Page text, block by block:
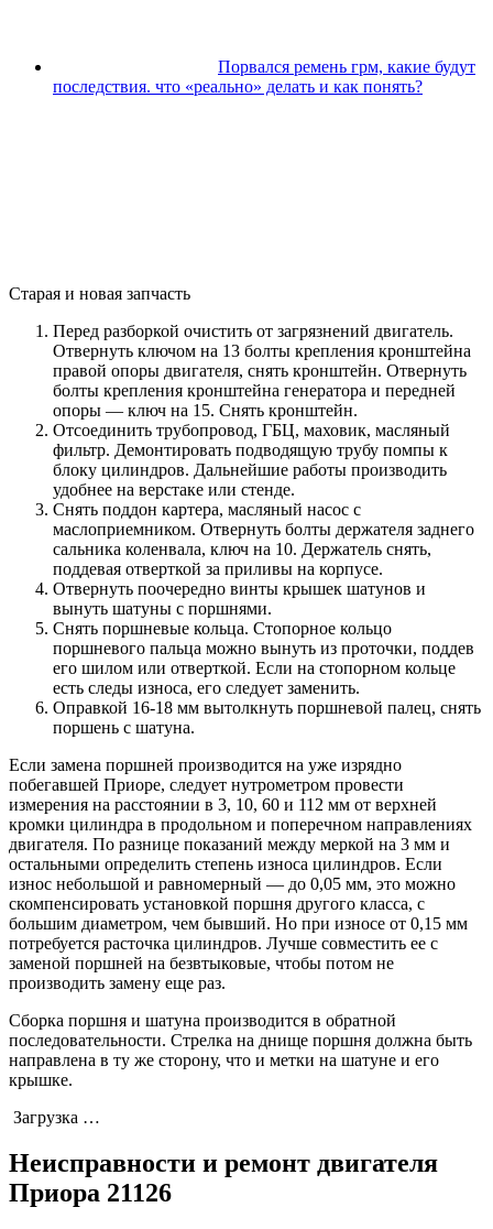
Порвался ремень грм, какие будут
последствия. что «реально» делать и как понять?
Старая и новая запчасть
Перед разборкой очистить от загрязнений двигатель.
Отвернуть ключом на 13 болты крепления кронштейна
правой опоры двигателя, снять кронштейн. Отвернуть
болты крепления кронштейна генератора и передней
опоры — ключ на 15. Снять кронштейн.
Отсоединить трубопровод, ГБЦ, маховик, масляный
фильтр. Демонтировать подводящую трубу помпы к
блоку цилиндров. Дальнейшие работы производить
удобнее на верстаке или стенде.
Снять поддон картера, масляный насос с
маслоприемником. Отвернуть болты держателя заднего
сальника коленвала, ключ на 10. Держатель снять,
поддевая отверткой за приливы на корпусе.
Отвернуть поочередно винты крышек шатунов и
вынуть шатуны с поршнями.
Снять поршневые кольца. Стопорное кольцо
поршневого пальца можно вынуть из проточки, поддев
его шилом или отверткой. Если на стопорном кольце
есть следы износа, его следует заменить.
Оправкой 16-18 мм вытолкнуть поршневой палец, снять
поршень с шатуна.
Если замена поршней производится на уже изрядно
побегавшей Приоре, следует нутрометром провести
измерения на расстоянии в 3, 10, 60 и 112 мм от верхней
кромки цилиндра в продольном и поперечном направлениях
двигателя. По разнице показаний между меркой на 3 мм и
остальными определить степень износа цилиндров. Если
износ небольшой и равномерный — до 0,05 мм, это можно
скомпенсировать установкой поршня другого класса, с
большим диаметром, чем бывший. Но при износе от 0,15 мм
потребуется расточка цилиндров. Лучше совместить ее с
заменой поршней на безвтыковые, чтобы потом не
производить замену еще раз.
Сборка поршня и шатуна производится в обратной
последовательности. Стрелка на днище поршня должна быть
направлена в ту же сторону, что и метки на шатуне и его
крышке.
Загрузка …
Неисправности и ремонт двигателя
Приора 21126